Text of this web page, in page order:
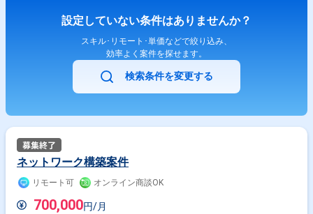
設定していない条件はありませんか？
スキル･リモート･単価などで絞り込み、
効率よく案件を探せます。
検索条件を変更する
ネットワーク構築案件
リモート可 オンライン商談OK
700,000円/月